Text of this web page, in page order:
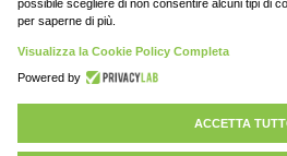
IVA: 03701430369 |